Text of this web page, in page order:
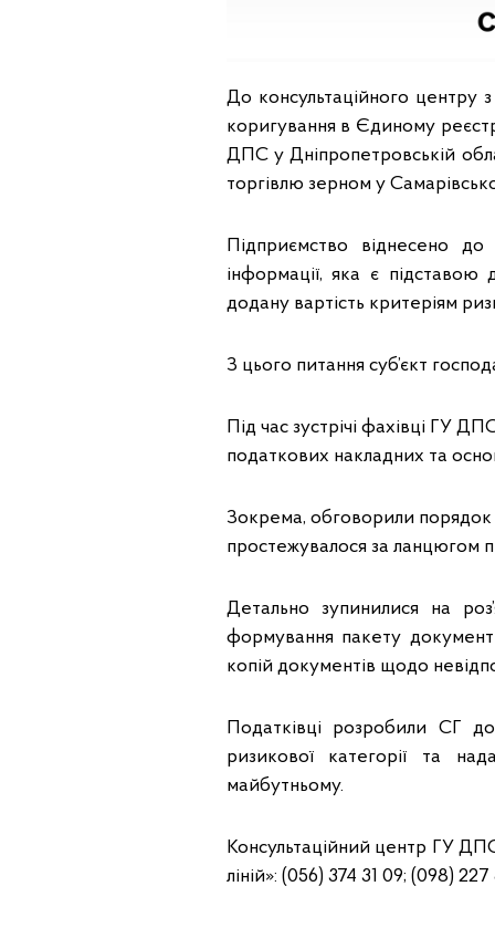
До консультаційного центру
коригування в Єдиному
ДПС у Дніпропетровській
торгiвлю зерном у
Підприємство віднесено
інформації, яка є підставою
додану вартість критеріям
З цього питання суб’єкт
Під час зустрічі фахівці ГУ
податкових накладних та
Зокрема, обговорили порядок
простежувалося за ланцюгом
Детально зупинилися на
формування пакету
копій документів щодо
Податківці розробили СГ
ризикової категорії та
майбутньому.
Консультаційний центр ГУ
ліній»: (056) 374 31 09; (098)